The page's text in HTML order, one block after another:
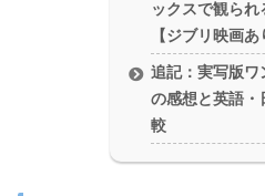
ックスで観られ
【ジブリ映画あ
追記：実写版ワ
の感想と英語・
較